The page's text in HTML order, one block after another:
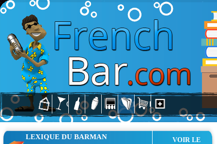
LEXIQUE DU BARMAN
VOIR LE